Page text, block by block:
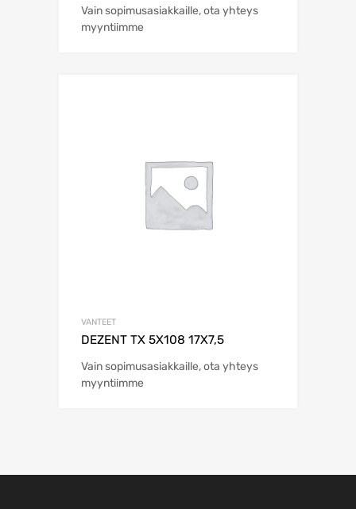
Vain sopimusasiakkaille, ota yhteys
myyntiimme
VANTEET
DEZENT TX 5X108 17X7,5
Vain sopimusasiakkaille, ota yhteys
myyntiimme